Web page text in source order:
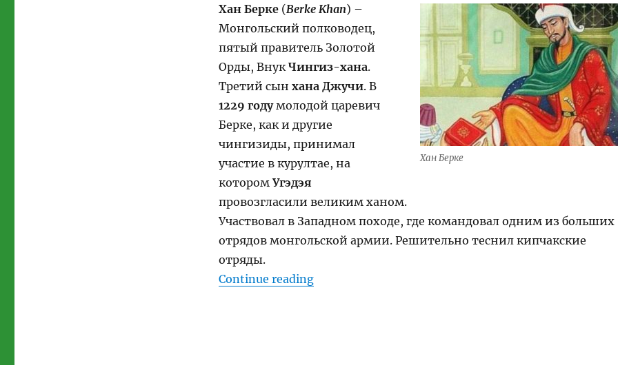
Хан Берке
Хан Берке(Berke Khan) –
Mонгольский полководец,
пятый правитель Золотой
Орды, ВнукЧингиз-хана.
Третий сын хана Джучи. В
1229 годумолодой царевич
Берке, как и другие
чингизиды, принимал
участие в курултае, на
котором Угэдэя
провозгласили великим ханом.
Участвовал в Западном походе, где командовал одним из больших
отрядов монгольской армии. Решительно теснил кипчакские
отряды.
Continue reading“Берке-хан”